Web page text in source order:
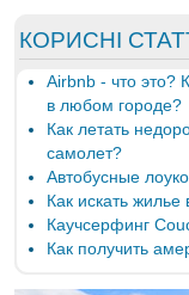
КОРИСНІ
Airbnb - что это?
в любом городе?
Как летать
самолет?
Автобусные
Как искать
Каучсерфинг
Как получить